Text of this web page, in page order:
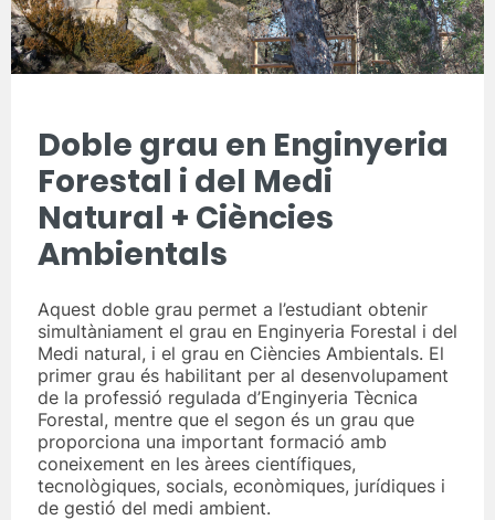
Doble grau en Enginyeria
Forestal i del Medi
Natural + Ciències
Ambientals
Aquest doble grau permet a l’estudiant obtenir
simultàniament el grau en Enginyeria Forestal i del
Medi natural, i el grau en Ciències Ambientals. El
primer grau és habilitant per al desenvolupament
de la professió regulada d’Enginyeria Tècnica
Forestal, mentre que el segon és un grau que
proporciona una important formació amb
coneixement en les àrees científiques,
tecnològiques, socials, econòmiques, jurídiques i
de gestió del medi ambient.